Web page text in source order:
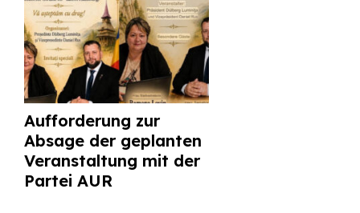
Aufforderung zur
Absage der geplanten
Veranstaltung mit der
Partei AUR